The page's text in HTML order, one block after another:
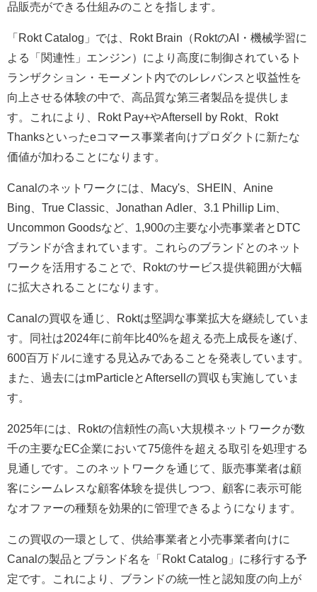
品販売ができる仕組みのことを指します。
「Rokt Catalog」では、Rokt Brain（RoktのAI・機械学習に
よる「関連性」エンジン）により高度に制御されているト
ランザクション・モーメント内でのレレバンスと収益性を
向上させる体験の中で、高品質な第三者製品を提供しま
す。これにより、Rokt Pay+やAftersell by Rokt、Rokt
Thanksといったeコマース事業者向けプロダクトに新たな
価値が加わることになります。
Canalのネットワークには、Macy's、SHEIN、Anine
Bing、True Classic、Jonathan Adler、3.1 Phillip Lim、
Uncommon Goodsなど、1,900の主要な小売事業者とDTC
ブランドが含まれています。これらのブランドとのネット
ワークを活用することで、Roktのサービス提供範囲が大幅
に拡大されることになります。
Canalの買収を通じ、Roktは堅調な事業拡大を継続していま
す。同社は2024年に前年比40%を超える売上成長を遂げ、
600百万ドルに達する見込みであることを発表しています。
また、過去にはmParticleとAftersellの買収も実施していま
す。
2025年には、Roktの信頼性の高い大規模ネットワークが数
千の主要なEC企業において75億件を超える取引を処理する
見通しです。このネットワークを通じて、販売事業者は顧
客にシームレスな顧客体験を提供しつつ、顧客に表示可能
なオファーの種類を効果的に管理できるようになります。
この買収の一環として、供給事業者と小売事業者向けに
Canalの製品とブランド名を「Rokt Catalog」に移行する予
定です。これにより、ブランドの統一性と認知度の向上が